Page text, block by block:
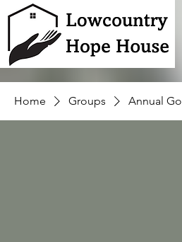
Home Groups Annual